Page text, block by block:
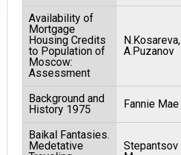
Availability of
Mortgage
Housing Credits
to Population of
Moscow:
Assessment
N.Kosareva,
A.Puzanov
Background and
History 1975
Fannie Mae
Baikal Fantasies.
Medetative
Stepantsov